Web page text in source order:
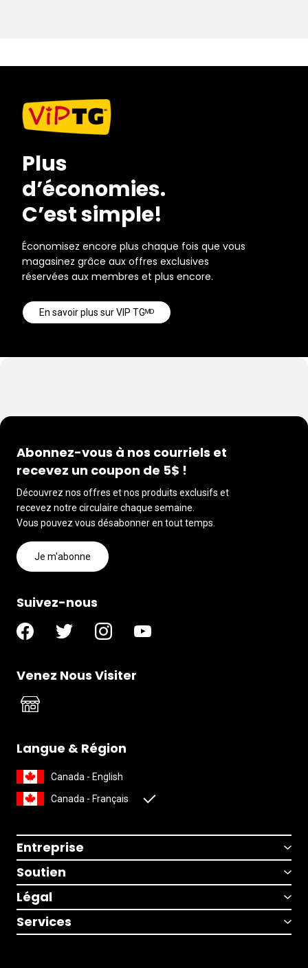
Plus
d’économies.
C’est simple!
Économisez encore plus chaque fois que vous
magasinez grâce aux offres exclusives
réservées aux membres et plus encore.
En savoir plus sur VIP TGᴹᴰ
Abonnez-vous à nos courriels et
recevez un coupon de 5$ !
Découvrez nos offres et nos produits exclusifs et
recevez notre circulaire chaque semaine.
Vous pouvez vous désabonner en tout temps.
Je m'abonne
Suivez-nous
Venez Nous Visiter
Langue & Région
Canada - English
Canada - Français
Entreprise
Soutien
Légal
Services